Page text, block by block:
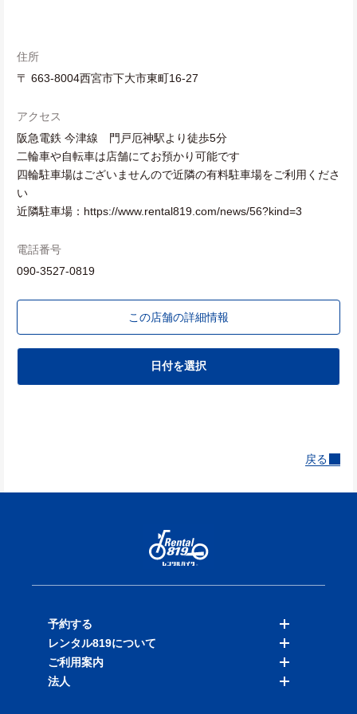
住所
〒 663-8004西宮市下大市東町16-27
アクセス
阪急電鉄 今津線 門戸厄神駅より徒歩5分
二輪車や自転車は店舗にてお預かり可能です
四輪駐車場はございませんので近隣の有料駐車場をご利用くださ
い
近隣駐車場：https://www.rental819.com/news/56?kind=3
電話番号
090-3527-0819
この店舗の詳細情報
日付を選択
戻る
予約する
バイクを探す
店舗を探す
レンタル819について
料金表
ご利用案内
法人